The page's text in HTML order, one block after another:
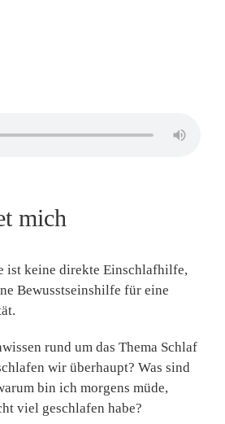
mich
ist keine direkte Einschlafhilfe,
Bewusstseinshilfe für eine
rund um das Thema Schlaf
wir überhaupt? Was sind
bin ich morgens müde,
viel geschlafen habe?